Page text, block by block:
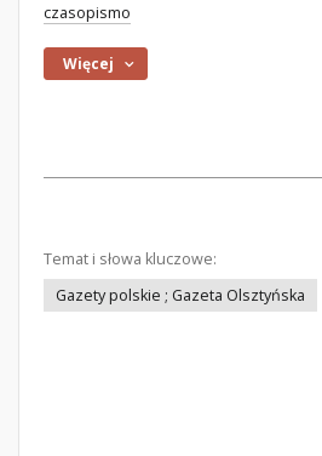
czasopismo
Więcej
Temat i słowa kluczowe:
Gazety polskie ; Gazeta Olsztyńska